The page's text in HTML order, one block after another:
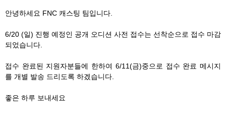
안녕하세요 FNC 캐스팅 팀입니다.
6/20 (일) 진행 예정인 공개 오디션 사전 접수는 선착순으로 접수 마감
되었습니다.
접수 완료된 지원자분들에 한하여 6/11(금)중으로 접수 완료 메시지
를 개별 발송 드리도록 하겠습니다.
좋은 하루 보내세요